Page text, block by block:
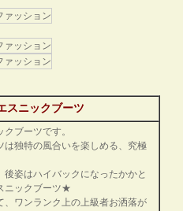
スニックブーツ
ブーツです。
は独特の風合いを楽しめる、究極
姿はハイバックになったかかと
ニックブーツ★
、ワンランク上の上級者お洒落が